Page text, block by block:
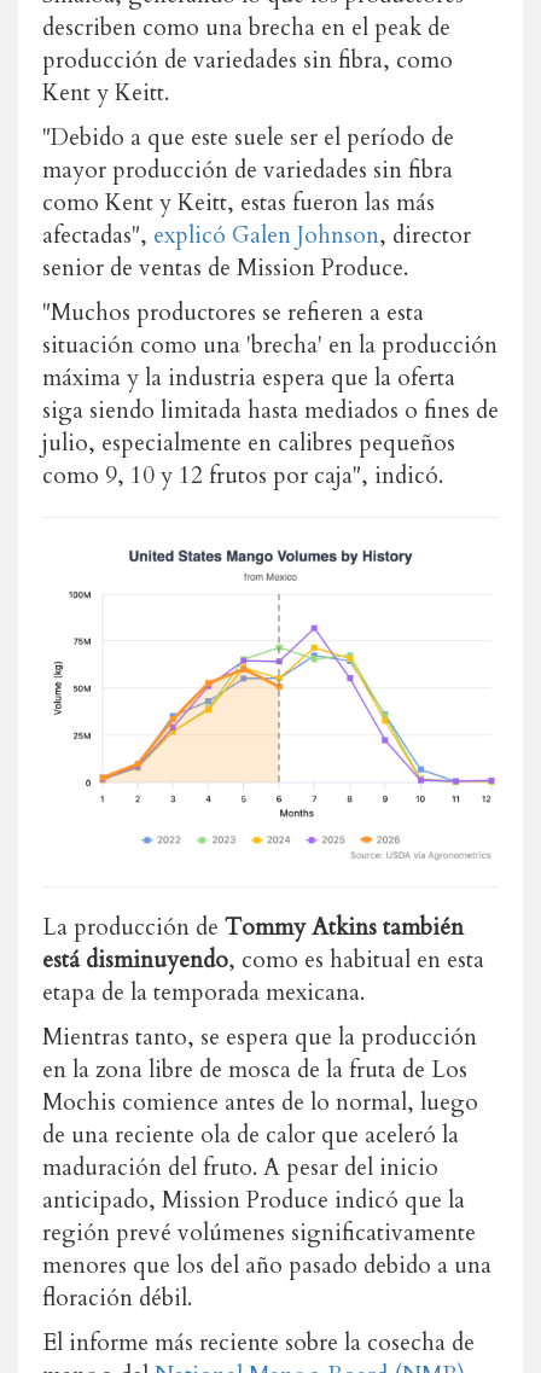
describen como una brecha en el peak de
producción de variedades sin fibra, como
Kent y Keitt.
"Debido a que este suele ser el período de
mayor producción de variedades sin fibra
como Kent y Keitt, estas fueron las más
afectadas", explicó Galen Johnson, director
senior de ventas de Mission Produce.
"Muchos productores se refieren a esta
situación como una 'brecha' en la producción
máxima y la industria espera que la oferta
siga siendo limitada hasta mediados o fines de
julio, especialmente en calibres pequeños
como 9, 10 y 12 frutos por caja", indicó.
La producción de Tommy Atkins también
está disminuyendo, como es habitual en esta
etapa de la temporada mexicana.
Mientras tanto, se espera que la producción
en la zona libre de mosca de la fruta de Los
Mochis comience antes de lo normal, luego
de una reciente ola de calor que aceleró la
maduración del fruto. A pesar del inicio
anticipado, Mission Produce indicó que la
región prevé volúmenes significativamente
menores que los del año pasado debido a una
floración débil.
El informe más reciente sobre la cosecha de